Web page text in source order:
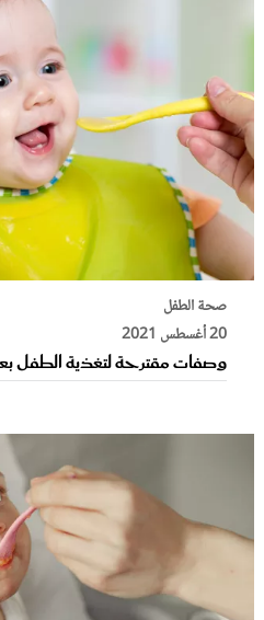
صحة الطفل
20 أغسطس 2021
وصفات مقترحة لتغذية الطفل